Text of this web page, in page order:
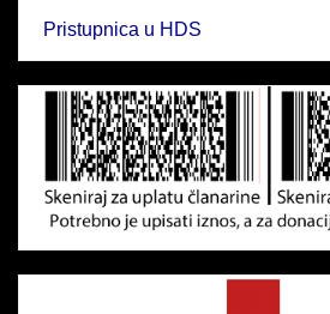
Pristupnica u HDS